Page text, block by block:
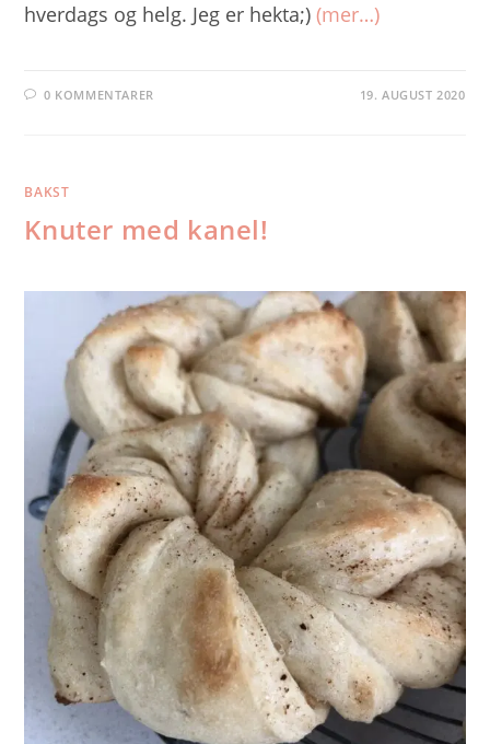
hverdags og helg. Jeg er hekta;)(mer…)
0 KOMMENTARER 19. AUGUST 2020
BAKST
Knuter med kanel!